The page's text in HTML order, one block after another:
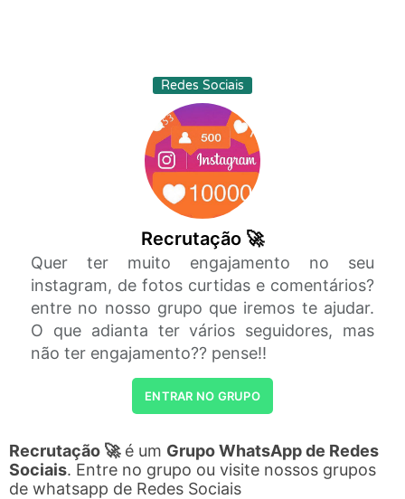
Redes Sociais
Recrutação 🚀
Quer ter muito engajamento no seu
instagram, de fotos curtidas e comentários?
entre no nosso grupo que iremos te ajudar.
O que adianta ter vários seguidores, mas
não ter engajamento?? pense!!
ENTRAR NO GRUPO
Recrutação 🚀é um Grupo WhatsApp de Redes
Sociais. Entre no grupo ou visite nossos grupos
de whatsapp de Redes Sociais